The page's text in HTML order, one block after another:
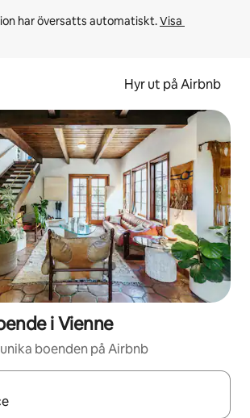
har översatts automatiskt. Visa
Hyr ut på Airbnb
i Vienne
boenden på Airbnb
tillgängliga kan du navigera med upp- och